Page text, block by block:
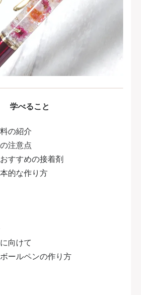
学べること
の紹介
注意点
すすめの接着剤
的な作り方
向けて
ールペンの作り方